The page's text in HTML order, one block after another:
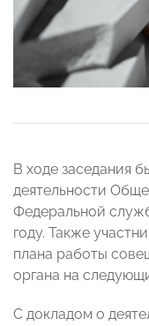
В ходе заседания
деятельности
Федеральной
году. Также
плана работы
органа на
С докладом о